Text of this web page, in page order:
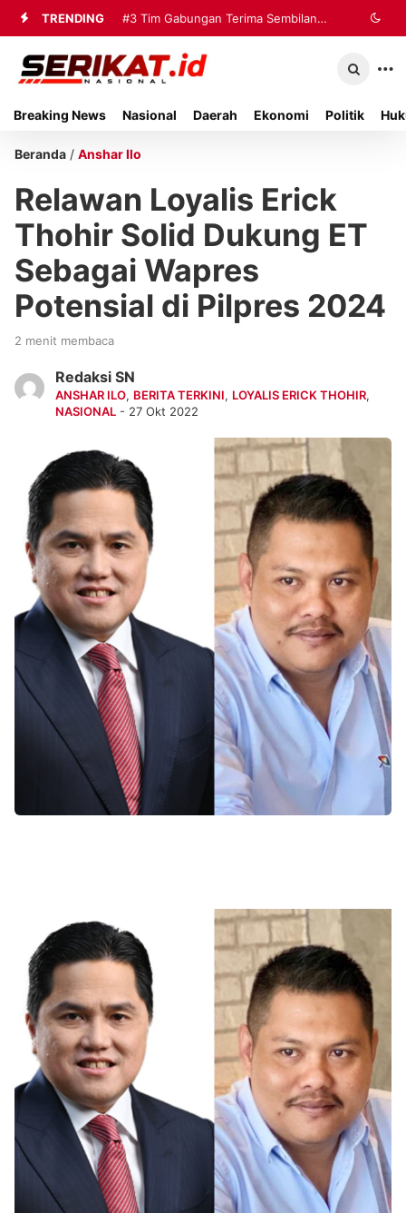
TRENDING #3 Tim Gabungan Terima Sembilan
Korban Evakuasi KM Mutiara Sentosa
Breaking News Nasional Daerah Ekonomi Politik
Beranda / Anshar Ilo
Relawan Loyalis Erick
Thohir Solid Dukung ET
Sebagai Wapres
Potensial di Pilpres 2024
2 menit membaca
Redaksi SN
ANSHAR ILO, BERITA TERKINI, LOYALIS ERICK THOHIR,
NASIONAL- 27 Okt 2022